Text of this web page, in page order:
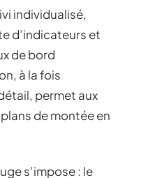
individualisé,
d’indicateurs et
de bord
à la fois
permet aux
de montée en
s’impose : le